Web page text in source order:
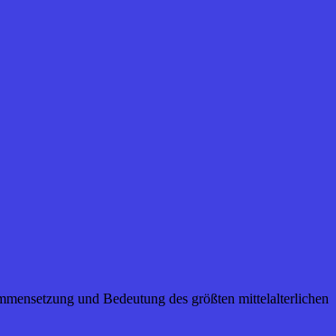
und Bedeutung des größten mittelalterlichen